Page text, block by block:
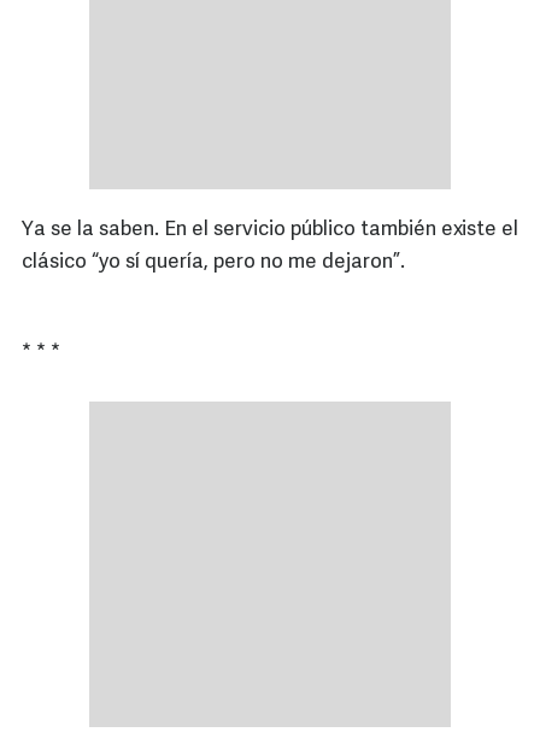
Ya se la saben. En el servicio público también existe el
clásico “yo sí quería, pero no me dejaron”.
* * *